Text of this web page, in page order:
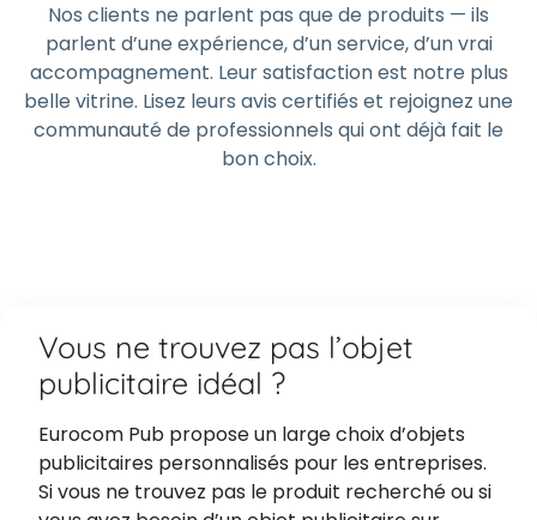
Nos clients ne parlent pas que de produits — ils
parlent d’une expérience, d’un service, d’un vrai
accompagnement. Leur satisfaction est notre plus
belle vitrine. Lisez leurs avis certifiés et rejoignez une
communauté de professionnels qui ont déjà fait le
bon choix.
Vous ne trouvez pas l’objet
publicitaire idéal ?
Eurocom Pub propose un large choix d’objets
publicitaires personnalisés pour les entreprises.
Si vous ne trouvez pas le produit recherché ou si